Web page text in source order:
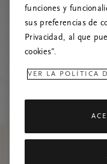
funciones y
sus preferencias de
Privacidad, al que
cookies".
VER LA POLÍTICA